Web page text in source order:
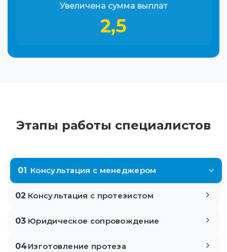
Увеличена сумма выплат
2,5
Этапы работы специалистов
01 Консультация с менеджером
02 Консультация с протезистом
03 Юридическое сопровождение
04Изготовление протеза